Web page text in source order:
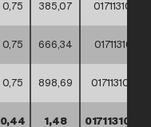
0,75 385,07
0,75 666,34
0,75 898,69
0,44 1,48